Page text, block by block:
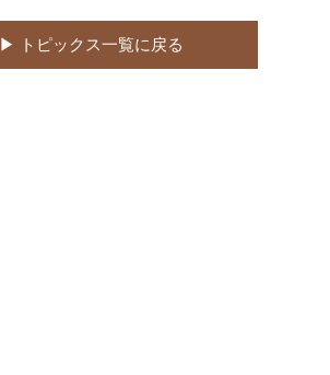
▶︎ トピックス一覧に戻る